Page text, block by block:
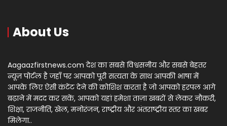
About Us
Aagaazfirstnews.com देश का सबसे विश्वसनीय और सबसे बेहतर
न्यूज़ पोर्टल है जहाँ पर आपको पूरी सत्यता के साथ आपकी भाषा में
आपके लिए ऐसी कंटेंट देने की कोशिश करता है जो आपको हरपल आगे
बढ़ाने में मदद कर सकें, आपको यहां हमेशा ताज़ा खबरों से लेकर नौकरी,
शिक्षा, राजनीति, खेल, मनोरंजन, राष्ट्रीय और अंतराष्ट्रीय स्तर का खबर
मिलेगा..